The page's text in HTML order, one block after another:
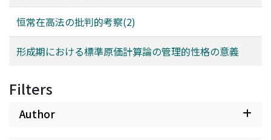
恒常在高法の批判的考察(2)
形成期における標準原価計算論の管理的性格の意義
Filters
Author